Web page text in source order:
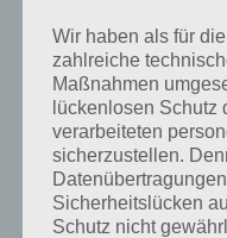
Bilder 1 Wort, doch welche
gibt es dazu zu wissen?
bestimmten Lösungen
kurze Begriffserklärung!
Zu Schwanz haben wir
Wir haben als für
zahlreiche
Maßnahmen
lückenlosen Schutz
verarbeiteten
sicherzustellen.
Sicherheitslücken
Schutz nicht